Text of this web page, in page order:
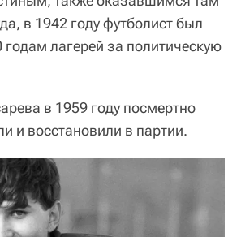
в 1942 году футболист был
годам лагерей за политическую
в 1959 году посмертно
и восстановили в партии.